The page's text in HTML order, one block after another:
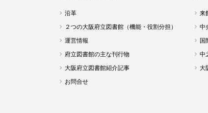
沿革
２つの大阪府立図書館（機能・役割分担）
運営情報
府立図書館の主な刊行物
大阪府立図書館紹介記事
お問合せ
来
中
国
中
大